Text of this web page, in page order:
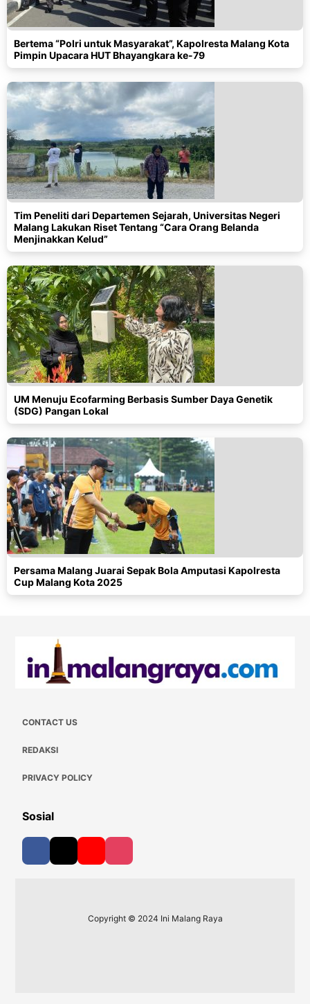
Bertema “Polri untuk Masyarakat”, Kapolresta Malang Kota
Pimpin Upacara HUT Bhayangkara ke-79
Tim Peneliti dari Departemen Sejarah, Universitas Negeri
Malang Lakukan Riset Tentang “Cara Orang Belanda
Menjinakkan Kelud”
UM Menuju Ecofarming Berbasis Sumber Daya Genetik
(SDG) Pangan Lokal
Persama Malang Juarai Sepak Bola Amputasi Kapolresta
Cup Malang Kota 2025
CONTACT US
REDAKSI
PRIVACY POLICY
Sosial
Copyright © 2024 Ini Malang Raya